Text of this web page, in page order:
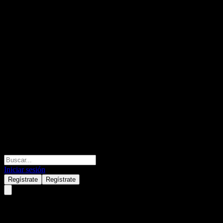
Iniciar sesión
Regístrate Regístrate